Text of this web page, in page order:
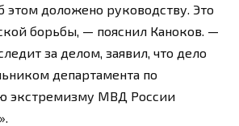
этом доложено руководству. Это
борьбы, — пояснил Каноков. —
за делом, заявил, что дело
департамента по
экстремизму МВД России